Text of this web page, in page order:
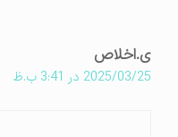
ی.اخلاص
2025/03/25 در 3:41 ب.ظ